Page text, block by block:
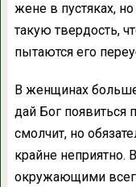
жене в пустяках,
такую твердость,
пытаются его
В женщинах больше
дай Бог появиться
смолчит, но
крайне неприятно.
окружающими